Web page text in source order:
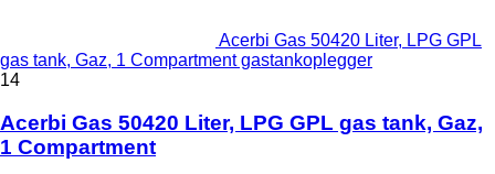
Acerbi Gas 50420 Liter, LPG GPL
gas tank, Gaz, 1 Compartment gastankoplegger
14
Acerbi Gas 50420 Liter, LPG GPL gas tank, Gaz,
1 Compartment